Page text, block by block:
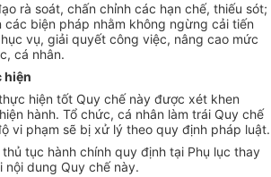
rà soát, chấn chỉnh các hạn chế, thiếu sót;
biện pháp nhằm không ngừng cải tiến
vụ, giải quyết công việc, nâng cao mức
cá nhân.
hiện
hiện tốt Quy chế này được xét khen
hành. Tổ chức, cá nhân làm trái Quy chế
vi phạm sẽ bị xử lý theo quy định pháp luật.
tục hành chính quy định tại Phụ lục thay
dung Quy chế này.